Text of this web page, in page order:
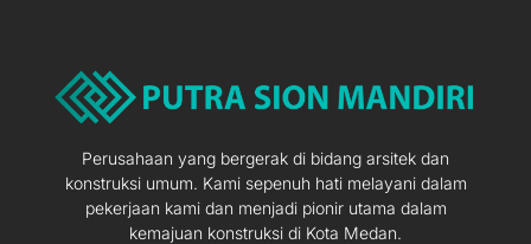
Perusahaan yang bergerak di bidang arsitek dan
konstruksi umum. Kami sepenuh hati melayani dalam
pekerjaan kami dan menjadi pionir utama dalam
kemajuan konstruksi di Kota Medan.